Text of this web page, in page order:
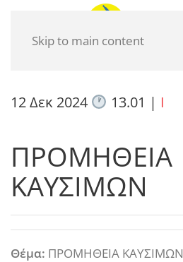
Skip to main content
12 Δεκ 2024 13.01 | I
ΠΡΟΜΗΘΕΙΑ
ΚΑΥΣΙΜΩΝ
Θέμα: ΠΡΟΜΗΘΕΙΑ ΚΑΥΣΙΜΩΝ